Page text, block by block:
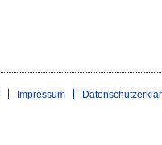
Impressum